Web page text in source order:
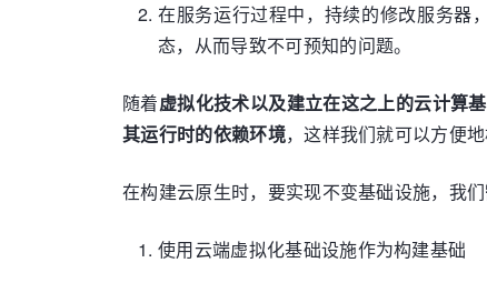
在服务运行过程中，持续的修改服务器
态，从而导致不可预知的问题。
随着虚拟化技术以及建立在这之上的云计算
其运行时的依赖环境，这样我们就可以方便
在构建云原生时，要实现不变基础设施，我们
使用云端虚拟化基础设施作为构建基础